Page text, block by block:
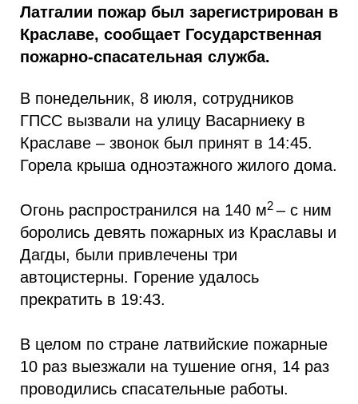
Латгалии пожар был зарегистрирован в
Краславе, сообщает Государственная
пожарно-спасательная служба.
В понедельник, 8 июля, сотрудников
ГПСС вызвали на улицу Васарниеку в
Краславе – звонок был принят в 14:45.
Горела крыша одноэтажного жилого дома.
Огонь распространился на 140 м2 – с ним
боролись девять пожарных из Краславы и
Дагды, были привлечены три
автоцистерны. Горение удалось
прекратить в 19:43.
В целом по стране латвийские пожарные
10 раз выезжали на тушение огня, 14 раз
проводились спасательные работы.